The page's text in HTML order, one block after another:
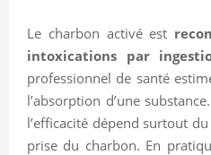
Le charbon activé est
intoxications par
professionnel de santé
l’absorption d’une
l’efficacité dépend surtout
prise du charbon. En